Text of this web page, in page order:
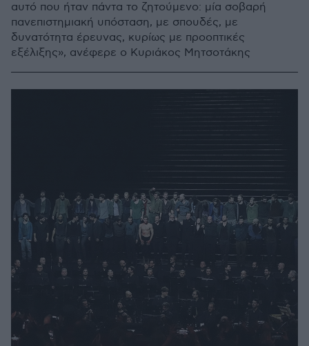
αυτό που ήταν πάντα το ζητούμενο: μία σοβαρή
πανεπιστημιακή υπόσταση, με σπουδές, με
δυνατότητα έρευνας, κυρίως με προοπτικές
εξέλιξης», ανέφερε ο Κυριάκος Μητσοτάκης